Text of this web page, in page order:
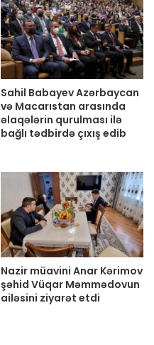
Sahil Babayev Azərbaycan
və Macarıstan arasında
əlaqələrin qurulması ilə
bağlı tədbirdə çıxış edib
Nazir müavini Anar Kərimov
şəhid Vüqar Məmmədovun
ailəsini ziyarət etdi